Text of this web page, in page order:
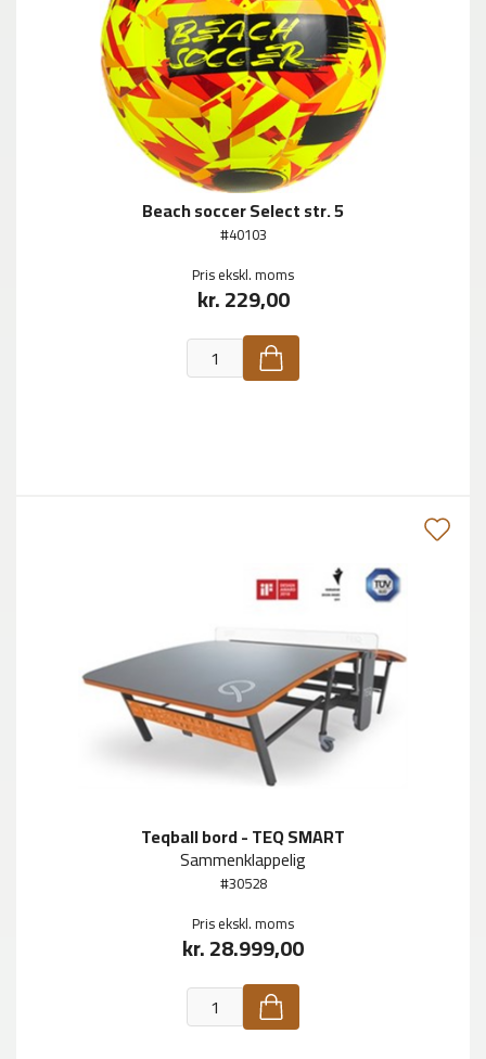
Beach soccer Select str. 5
#40103
Pris ekskl. moms
kr. 229,00
Teqball bord - TEQ SMART
Sammenklappelig
#30528
Pris ekskl. moms
kr. 28.999,00